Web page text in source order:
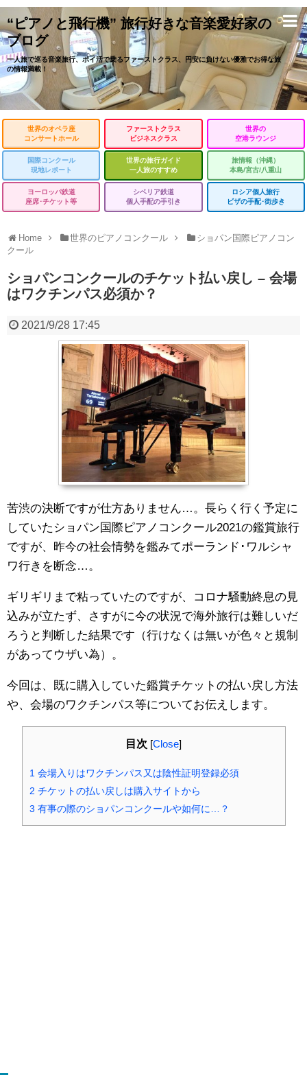
“ピアノと飛行機” 旅行好きな音楽愛好家の
ブログ
一人旅で巡る音楽旅行、ポイ活で乗るファーストクラス、円安に負けない優雅でお得な旅
の情報満載！
世界のオペラ座
コンサートホール
ファーストクラス
ビジネスクラス
世界の
空港ラウンジ
国際コンクール
現地レポート
世界の旅行ガイド
一人旅のすすめ
旅情報（沖縄）
本島/宮古/八重山
ヨーロッパ鉄道
座席･チケット等
シベリア鉄道
個人手配の手引き
ロシア個人旅行
ビザの手配･街歩き
Home 世界のピアノコンクール
ショパン国際ピアノコン
クール
ショパンコンクールのチケット払い戻し – 会場
はワクチンパス必須か？
2021/9/28 17:45
苦渋の決断ですが仕方ありません…。長らく行く予定に
していたショパン国際ピアノコンクール2021の鑑賞旅行
ですが、昨今の社会情勢を鑑みてポーランド･ワルシャ
ワ行きを断念…。
ギリギリまで粘っていたのですが、コロナ騒動終息の見
込みが立たず、さすがに今の状況で海外旅行は難しいだ
ろうと判断した結果です（行けなくは無いが色々と規制
があってウザい為）。
今回は、既に購入していた鑑賞チケットの払い戻し方法
や、会場のワクチンパス等についてお伝えします。
目次 [Close]
1会場入りはワクチンパス又は陰性証明登録必須
2 チケットの払い戻しは購入サイトから
3 有事の際のショパンコンクールや如何に…？